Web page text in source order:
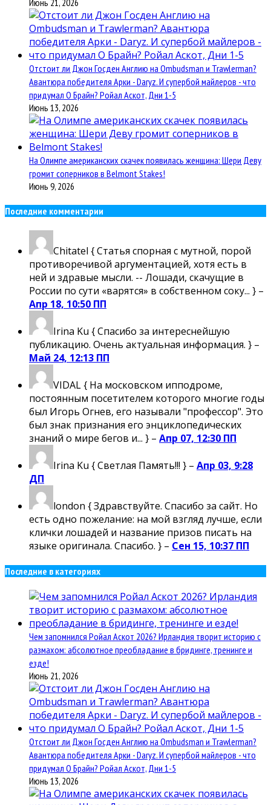
Июнь 21, 2026
Отстоит ли Джон Госден Англию на Ombudsman и Trawlerman?
Авантюра победителя Арки - Daryz. И супербой майлеров - что
придумал О Брайн? Ройал Аскот, Дни 1-5
Июнь 13, 2026
На Олимпе американских скачек появилась женщина: Шери Деву
громит соперников в Belmont Stakes!
Июнь 9, 2026
Последние комментарии
Chitatel { Статья спорная с мутной, порой
противоречивой аргументацией, хотя есть в
ней и здравые мысли. -- Лошади, скачущие в
России по сути «варятся» в собственном соку... } –
Апр 18, 10:50 ПП
Irina Ku { Спасибо за интереснейшую
публикацию. Очень актуальная информация. } –
Май 24, 12:13 ПП
VIDAL{ На московском ипподроме,
постоянным посетителем которого многие годы
был Игорь Огнев, его называли "профессор". Это
был знак признания его энциклопедических
знаний о мире бегов и... } – Апр 07, 12:30 ПП
Irina Ku { Светлая Память!!! } – Апр 03, 9:28
ДП
london { Здравствуйте. Спасибо за сайт. Но
есть одно пожелание: на мой взгляд лучше, если
клички лошадей и название призов писать на
языке оригинала. Спасибо. } – Сен 15, 10:37 ПП
Последние в категориях
Чем запомнился Ройал Аскот 2026? Ирландия творит историю с
размахом: абсолютное преобладание в бридинге, тренинге и
езде!
Июнь 21, 2026
Отстоит ли Джон Госден Англию на Ombudsman и Trawlerman?
Авантюра победителя Арки - Daryz. И супербой майлеров - что
придумал О Брайн? Ройал Аскот, Дни 1-5
Июнь 13, 2026